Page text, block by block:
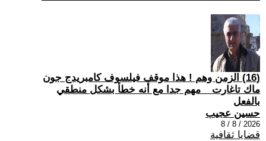
(16) الزمن وهم ! هذا موقف فيلسوف كامبريدج جون
ماك تاغارت _ مهم جدا مع أنه خطأ بشكل منطقي
بالفعل
حسين عجيب
2026 / 8 / 8
قضايا ثقافية